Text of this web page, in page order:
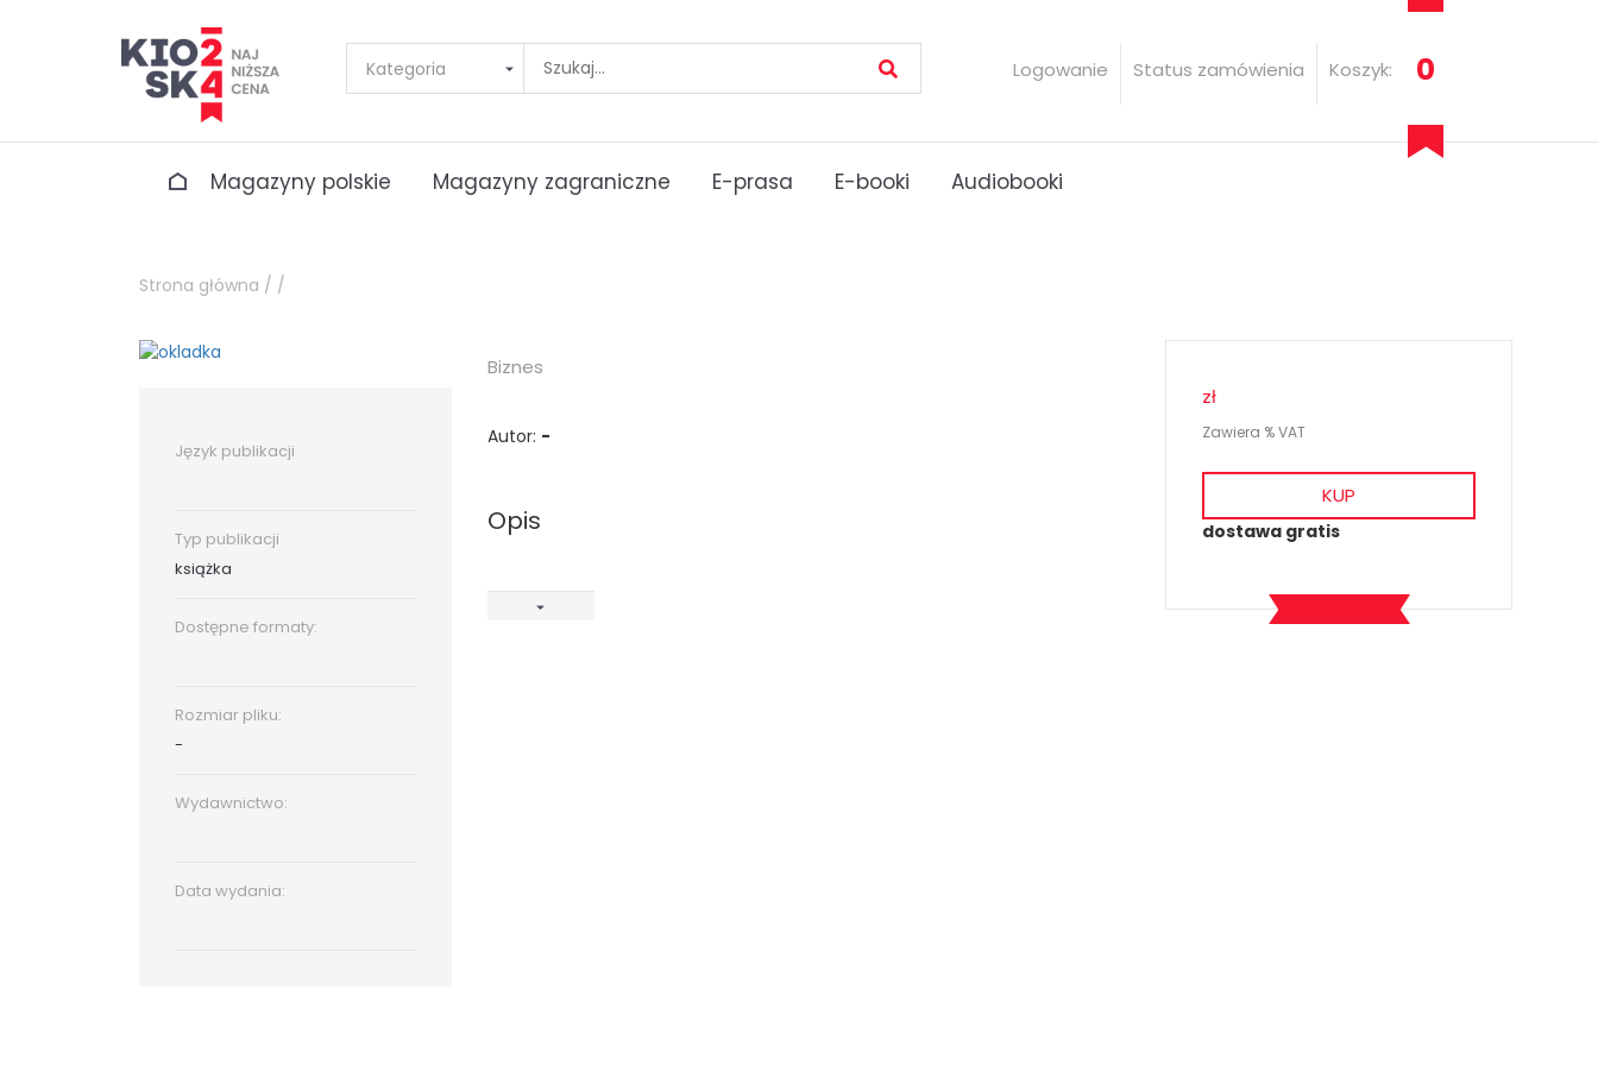
Logowanie Status zamówienia Koszyk: 0
Magazyny polskie Magazyny zagraniczne E-prasa E-booki Audiobooki
Strona główna / /
Język publikacji
Typ publikacji
książka
Dostępne formaty:
Rozmiar pliku:
-
Wydawnictwo:
Data wydania:
Biznes
Autor: -
Opis
zł
Zawiera % VAT
KUP
dostawa gratis